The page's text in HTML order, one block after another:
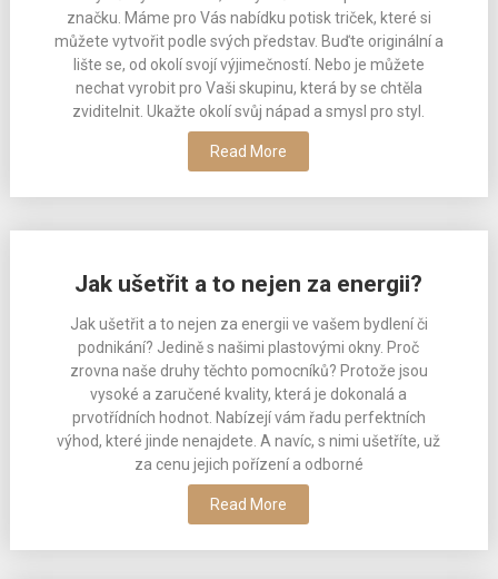
značku. Máme pro Vás nabídku potisk triček, které si
můžete vytvořit podle svých představ. Buďte originální a
lište se, od okolí svojí výjimečností. Nebo je můžete
nechat vyrobit pro Vaši skupinu, která by se chtěla
zviditelnit. Ukažte okolí svůj nápad a smysl pro styl.
Read More
Jak ušetřit a to nejen za energii?
Jak ušetřit a to nejen za energii ve vašem bydlení či
podnikání? Jedině s našimi plastovými okny. Proč
zrovna naše druhy těchto pomocníků? Protože jsou
vysoké a zaručené kvality, která je dokonalá a
prvotřídních hodnot. Nabízejí vám řadu perfektních
výhod, které jinde nenajdete. A navíc, s nimi ušetříte, už
za cenu jejich pořízení a odborné
Read More